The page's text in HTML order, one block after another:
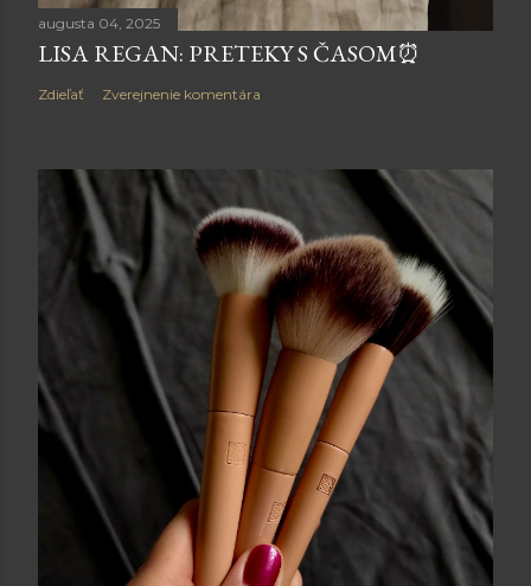
augusta 04, 2025
LISA REGAN: PRETEKY S ČASOM⏰
Zdieľať Zverejnenie komentára